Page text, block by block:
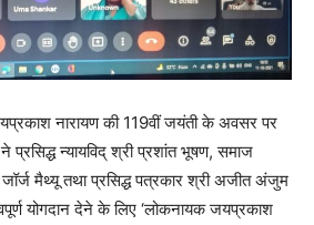
नारायण की 119वीं जयंती के अवसर पर
प्रसिद्ध न्यायविद् श्री प्रशांत भूषण, समाज
जॉर्ज मैथ्यू तथा प्रसिद्ध पत्रकार श्री अजीत अंजुम
योगदान देने के लिए ‘लोकनायक जयप्रकाश